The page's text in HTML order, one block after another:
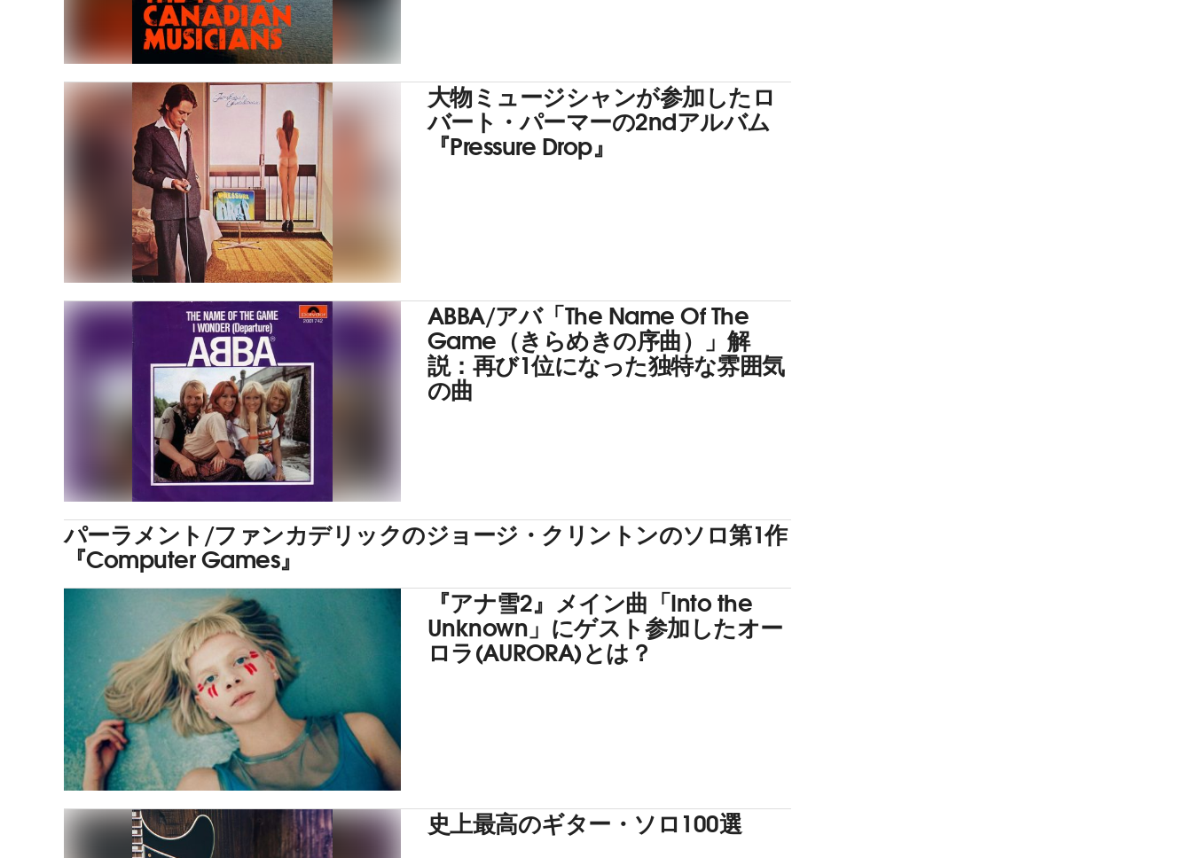
大物ミュージシャンが参加したロ
バート・パーマーの2ndアルバム
『Pressure Drop』
ABBA/アバ「The Name Of The
Game（きらめきの序曲）」解
説：再び1位になった独特な雰囲気
の曲
パーラメント/ファンカデリックのジョージ・クリントンのソロ第1作
『Computer Games』
『アナ雪2』メイン曲「Into the
Unknown」にゲスト参加したオー
ロラ(AURORA)とは？
史上最高のギター・ソロ100選